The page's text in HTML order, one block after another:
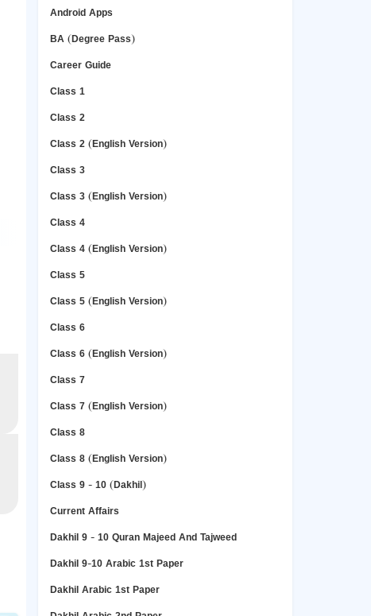
Android Apps
BA (Degree Pass)
Career Guide
Class 1
Class 2
Class 2 (English Version)
Class 3
Class 3 (English Version)
Class 4
Class 4 (English Version)
Class 5
Class 5 (English Version)
Class 6
Class 6 (English Version)
Class 7
Class 7 (English Version)
Class 8
Class 8 (English Version)
Class 9 - 10 (Dakhil)
Current Affairs
Dakhil 9 - 10 Quran Majeed And Tajweed
Dakhil 9-10 Arabic 1st Paper
Dakhil Arabic 1st Paper